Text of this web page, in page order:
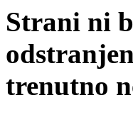
Strani ni
trenutno